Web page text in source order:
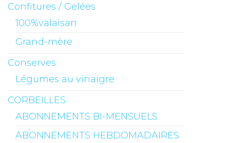
Confitures / Gelées
100%valaisan
Grand-mère
Conserves
Légumes au vinaigre
CORBEILLES
ABONNEMENTS BI-MENSUELS
ABONNEMENTS HEBDOMADAIRES